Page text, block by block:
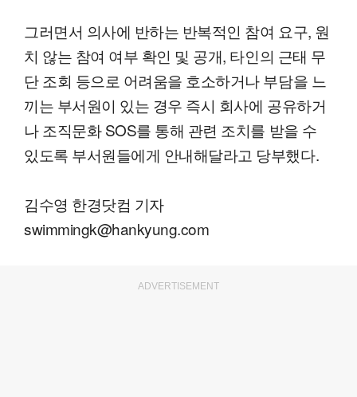
그러면서 의사에 반하는 반복적인 참여 요구, 원
치 않는 참여 여부 확인 및 공개, 타인의 근태 무
단 조회 등으로 어려움을 호소하거나 부담을 느
끼는 부서원이 있는 경우 즉시 회사에 공유하거
나 조직문화 SOS를 통해 관련 조치를 받을 수
있도록 부서원들에게 안내해달라고 당부했다.
김수영 한경닷컴 기자
swimmingk@hankyung.com
ADVERTISEMENT